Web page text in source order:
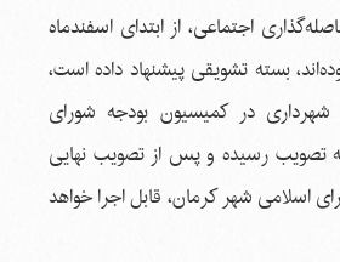
اجتماعی، از ابتدای اسفندماه
بسته تشویقی پیشنهاد داده است،
در کمیسیون بودجه شورای
تصویب رسیده و پس از تصویب نهایی
اسلامی شهر کرمان، قابل اجرا خواهد